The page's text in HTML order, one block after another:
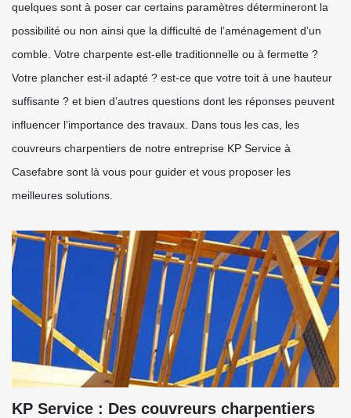
quelques sont à poser car certains paramètres détermineront la
possibilité ou non ainsi que la difficulté de l’aménagement d’un
comble. Votre charpente est-elle traditionnelle ou à fermette ?
Votre plancher est-il adapté ? est-ce que votre toit à une hauteur
suffisante ? et bien d’autres questions dont les réponses peuvent
influencer l’importance des travaux. Dans tous les cas, les
couvreurs charpentiers de notre entreprise KP Service à
Casefabre sont là vous pour guider et vous proposer les
meilleures solutions.
KP Service : Des couvreurs charpentiers